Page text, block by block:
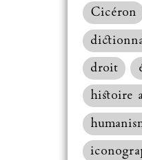
Cicéron
droit
histoire